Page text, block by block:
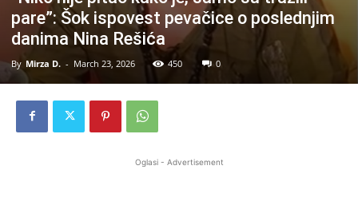
pare”: Šok ispovest pevačice o poslednjim
danima Nina Rešića
By Mirza D. - March 23, 2026 450 0
Oglasi - Advertisement